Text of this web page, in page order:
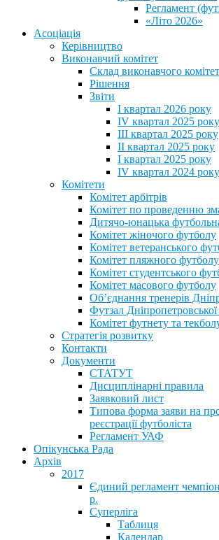
Регламент
«Літо 2026»
Асоціація
Керівництво
Виконавчий комітет
Склад виконавчого
Рішення
Звіти
I квартал 2026 року
IV квартал 2025 року
III квартал 2025 року
II квартал 2025 року
I квартал 2025 року
IV квартал 2024 року
Комітети
Комітет арбітрів
Комітет по проведенню
Дитячо-юнацька
Комітет жіночого футболу
Комітет ветеранського
Комітет пляжного футболу
Комітет студентського
Комітет масового футболу
Обʼєднання тренерів
Футзал Дніпропетровської
Комітет футнету та
Стратегія розвитку
Контакти
Документи
СТАТУТ
Дисциплінарні правила
Заявковий лист
Типова форма заяви на
реєстрації футболіста
Регламент УАФ
Опікунська Рада
Архів
2017
Єдиний регламент
р.
Суперліга
Таблиця
Календар